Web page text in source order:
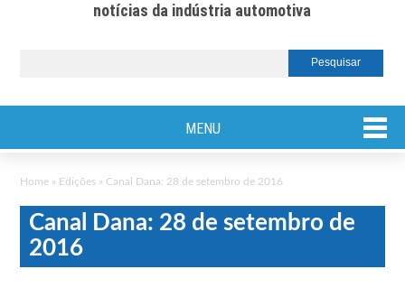
notícias da indústria automotiva
MENU
Home » Edições » Canal Dana: 28 de setembro de 2016
Canal Dana: 28 de setembro de
2016